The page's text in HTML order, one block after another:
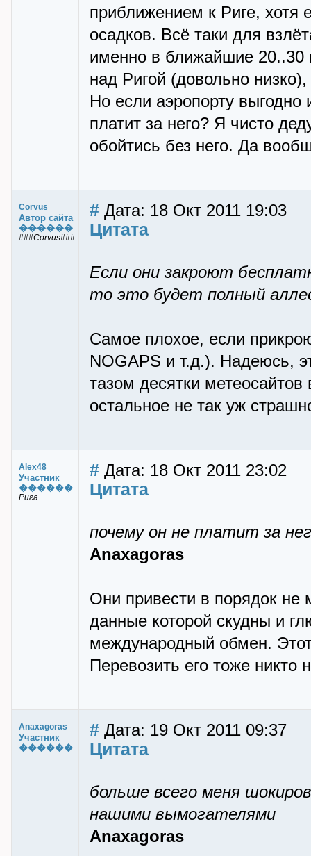
приближением к Риге, хотя
осадков. Всё таки для
именно в ближайшие 20..30
над Ригой (довольно
Но если аэропорту
платит за него? Я чисто
обойтись без него. Да
Corvus
Автор сайта
������
###Corvus###
# Дата: 18 Окт 2011 19:03
Цитата
Если они закроют
то это будет полный
Самое плохое, если
NOGAPS и т.д.). Надеюсь,
тазом десятки
остальное не так уж
Alex48
Участник
������
Рига
# Дата: 18 Окт 2011 23:02
Цитата
почему он не платит за
Anaxagoras
Они привести в порядок не
данные которой скудны и
международный обмен.
Перевозить его тоже
Anaxagoras
Участник
������
# Дата: 19 Окт 2011 09:37
Цитата
больше всего меня
нашими вымогателями
Anaxagoras